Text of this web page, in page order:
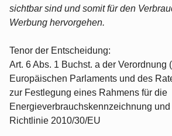
sichtbar sind und somit für den
Werbung hervorgehen.
Tenor der Entscheidung:
Art. 6 Abs. 1 Buchst. a der Verordnung
Europäischen Parlaments und des
zur Festlegung eines Rahmens für die
Energieverbrauchskennzeichnung
Richtlinie 2010/30/EU